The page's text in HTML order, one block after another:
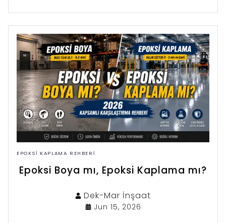
çözümü netleştiriyoruz.
EPOKSI KAPLAMA REHBERI
Epoksi Boya mı, Epoksi Kaplama mı?
Dek-Mar İnşaat
Jun 15, 2026